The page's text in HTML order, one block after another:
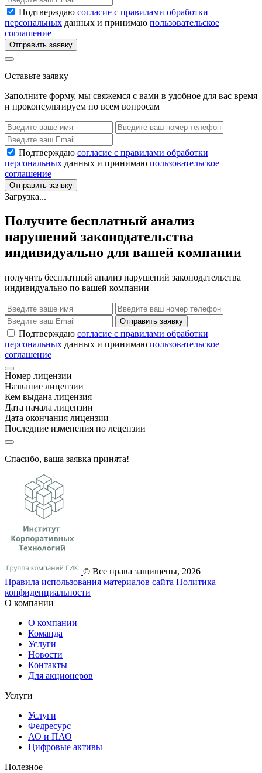
Подтверждаю согласие с правилами обработки
персональных данных и принимаю пользовательское
соглашение
Отправить заявку
Оставьте заявку
Заполните форму, мы свяжемся с вами в удобное для вас время
и проконсультируем по всем вопросам
Подтверждаю согласие с правилами обработки
персональных данных и принимаю пользовательское
соглашение
Отправить заявку
Загрузка...
Получите бесплатный анализ
нарушений законодательства
индивидуально для вашей компании
получить бесплатный анализ нарушений законодательства
индивидуально по вашей компании
Отправить заявку
Подтверждаю согласие с правилами обработки
персональных данных и принимаю пользовательское
соглашение
Номер лицензии
Название лицензии
Кем выдана лицензия
Дата начала лицензии
Дата окончания лицензии
Последние изменения по лецензии
Спасибо, ваша заявка принята!
© Все права защищены, 2026
Правила использования материалов сайта Политика
конфиденциальности
О компании
О компании
Команда
Услуги
Новости
Контакты
Для акционеров
Услуги
Услуги
Федресурс
АО и ПАО
Цифровые активы
Полезное